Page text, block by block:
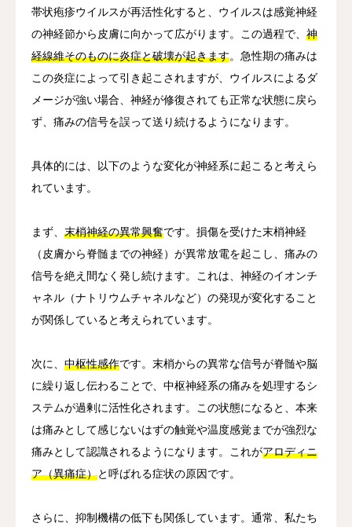
帯状疱疹ウイルスが再活性化すると、ウイルスは感覚神経
の神経節から皮膚に向かって広がります。この過程で、 神
経線維そのものに炎症と破壊が起きます。急性期の痛みは
この炎症によって引き起こされますが、ウイルスによるダ
メージが強い場合、神経が修復されても正常な状態に戻ら
ず、痛みの信号を誤って送り続けるようになります。
具体的には、以下のような変化が神経系に起こると考えら
れています。
まず、 末梢神経の異常興奮です。損傷を受けた末梢神経
（皮膚から脊髄までの神経）が異常放電を起こし、痛みの
信号を絶え間なく発し続けます。これは、神経のイオンチ
ャネル（ナトリウムチャネルなど）の発現が変化すること
が関係していると考えられています。
次に、 中枢性感作です。末梢からの異常な信号が脊髄や脳
に繰り返し伝わることで、中枢神経系の痛みを処理するシ
ステムが過剰に活性化されます。この状態になると、本来
は痛みとして感じないはずの触覚や温度感覚までが強烈な
痛みとして認識されるようになります。これがアロディニ
ア（異痛症）と呼ばれる症状の原因です。
さらに、抑制機構の低下も関係しています。通常、私たち